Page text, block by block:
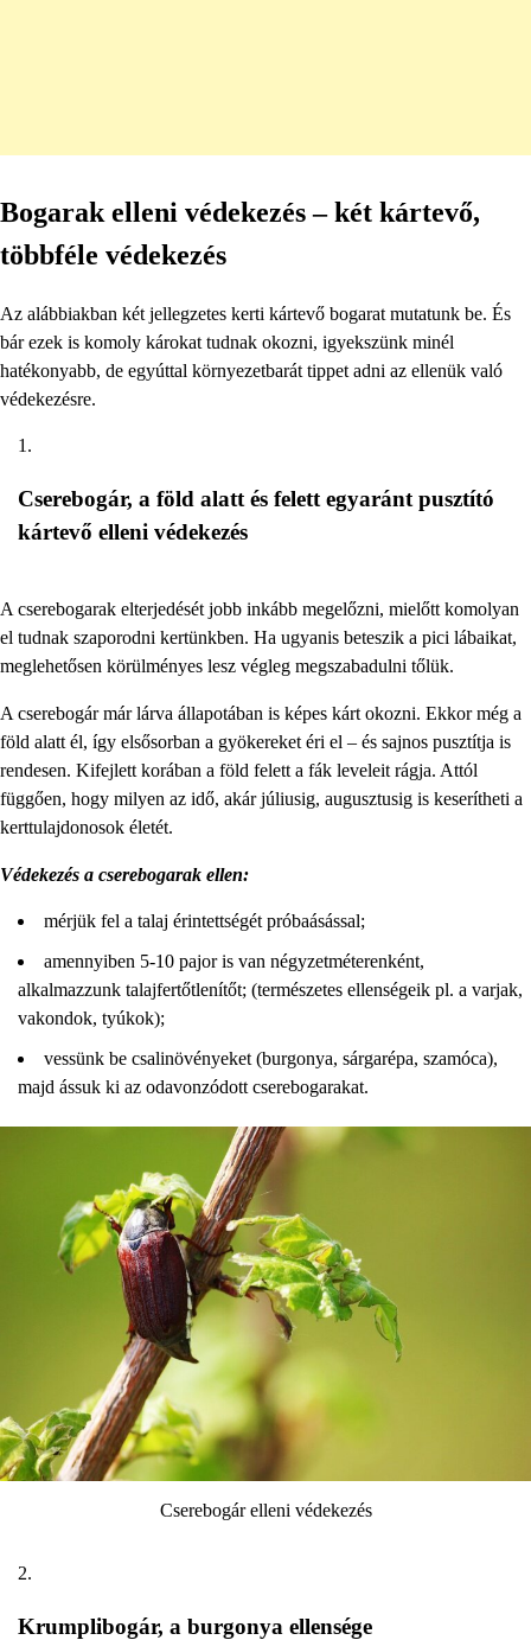
Bogarak elleni védekezés – két kártevő,
többféle védekezés
Az alábbiakban két jellegzetes kerti kártevő bogarat mutatunk be. És
bár ezek is komoly károkat tudnak okozni, igyekszünk minél
hatékonyabb, de egyúttal környezetbarát tippet adni az ellenük való
védekezésre.
Cserebogár, a föld alatt és felett egyaránt pusztító
kártevő elleni védekezés
A cserebogarak elterjedését jobb inkább megelőzni, mielőtt komolyan
el tudnak szaporodni kertünkben. Ha ugyanis beteszik a pici lábaikat,
meglehetősen körülményes lesz végleg megszabadulni tőlük.
A cserebogár már lárva állapotában is képes kárt okozni. Ekkor még a
föld alatt él, így elsősorban a gyökereket éri el – és sajnos pusztítja is
rendesen. Kifejlett korában a föld felett a fák leveleit rágja. Attól
függően, hogy milyen az idő, akár júliusig, augusztusig is keserítheti a
kerttulajdonosok életét.
Védekezés a cserebogarak ellen:
mérjük fel a talaj érintettségét próbaásással;
amennyiben 5-10 pajor is van négyzetméterenként,
alkalmazzunk talajfertőtlenítőt; (természetes ellenségeik pl. a varjak,
vakondok, tyúkok);
vessünk be csalinövényeket (burgonya, sárgarépa, szamóca),
majd ássuk ki az odavonzódott cserebogarakat.
Cserebogár elleni védekezés
Krumplibogár, a burgonya ellensége